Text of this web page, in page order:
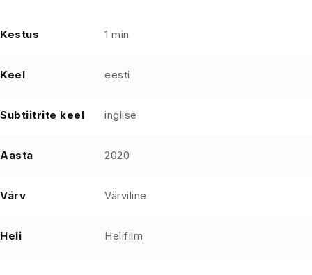
Kestus 1 min
Keel eesti
Subtiitrite keel inglise
Aasta 2020
Värv Värviline
Heli Helifilm